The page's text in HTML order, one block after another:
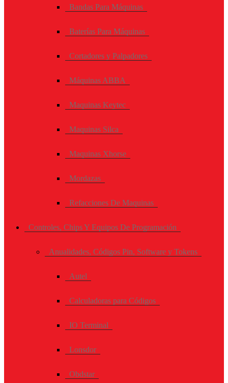
Bandas Para Máquinas
Baterías Para Máquinas
Cortadores y Palpadores
Máquinas ABBA
Maquinas Keytec
Maquinas Silca
Maquinas Xhorse
Mordazas
Refacciones De Maquinas
Controles, Chips Y Equipos De Programación
Anualidades, Códigos Pin, Software y Tokens
Autel
Calculadoras para Códigos
IO Terminal
Lonsdor
Obdstar